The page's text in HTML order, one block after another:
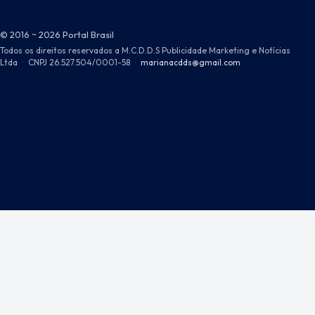
© 2016 ~ 2026 Portal Brasil
Todos os direitos reservados a M.C.D.D.S Publicidade Marketing e Notícias
Ltda · CNPJ 26.527.504/0001-58 · marianacdds@gmail.com